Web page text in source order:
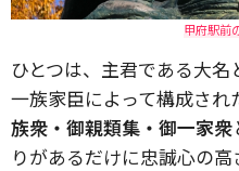
甲府駅前
ひとつは、主君である大
一族家臣によって構成され
族衆・御親類集・御一家衆
りがあるだけに忠誠心の